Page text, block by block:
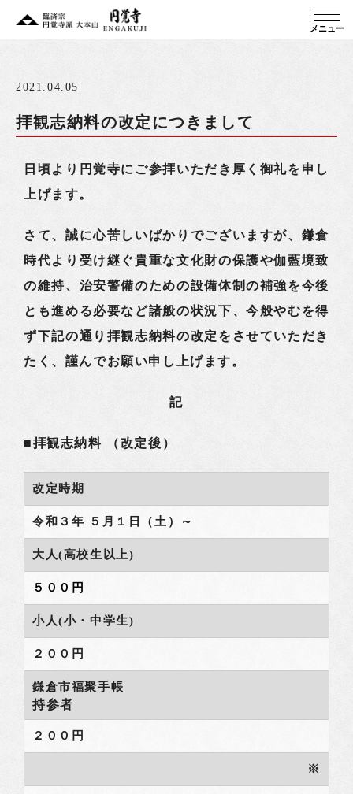
メニュー
2021.04.05
拝観志納料の改定につきまして
日頃より円覚寺にご参拝いただき厚く御礼を申し
上げます。
さて、誠に心苦しいばかりでございますが、鎌倉
時代より受け継ぐ貴重な文化財の保護や伽藍境致
の維持、治安警備のための設備体制の補強を今後
とも進める必要など諸般の状況下、今般やむを得
ず下記の通り拝観志納料の改定をさせていただき
たく、謹んでお願い申し上げます。
記
■拝観志納料 （改定後）
改定時期
令和３年 ５月１日（土）～
大人(高校生以上)
５００円
小人(小・中学生)
２００円
鎌倉市福聚手帳
持参者
２００円
※